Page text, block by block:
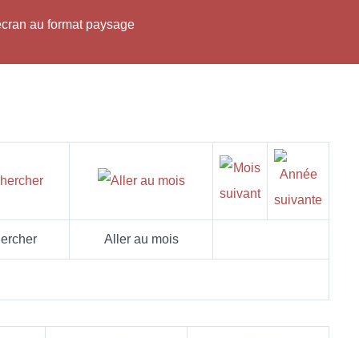
au format paysage
Aller au mois